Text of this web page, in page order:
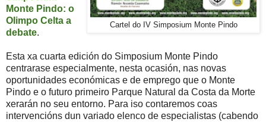
Cartel do IV Simposium Monte Pindo
Monte Pindo: o
Olimpo Celta a
debate.
Esta xa cuarta edición do Simposium Monte Pindo
centrarase especialmente, nesta ocasión, nas novas
oportunidades económicas e de emprego que o Monte
Pindo e o futuro primeiro Parque Natural da Costa da Morte
xerarán no seu entorno. Para iso contaremos coas
intervencións dun variado elenco de especialistas (cabendo